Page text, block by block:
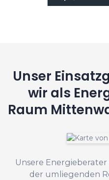
Unser
wir als
Raum
Unsere
der umliegenden